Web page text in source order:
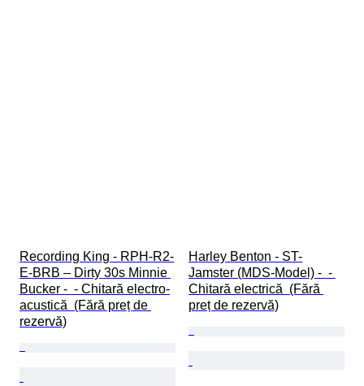
Recording King - RPH-R2-
E-BRB – Dirty 30s Minnie
Bucker -  - Chitară electro-
acustică  (Fără preț de
rezervă)
Harley Benton - ST-
Jamster (MDS-Model) -  -
Chitară electrică  (Fără
preț de rezervă)